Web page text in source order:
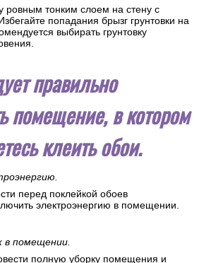
ровным тонким слоем на стену с
попадания брызг грунтовки на
выбирать грунтовку
правильно
помещение, в котором
клеить обои.
перед поклейкой обоев
электроэнергию в помещении.
в помещении.
полную уборку помещения и